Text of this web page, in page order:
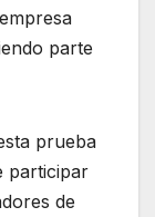
parte
prueba
participar
de